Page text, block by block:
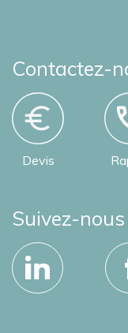
Contactez-
Devis
Suivez-nous